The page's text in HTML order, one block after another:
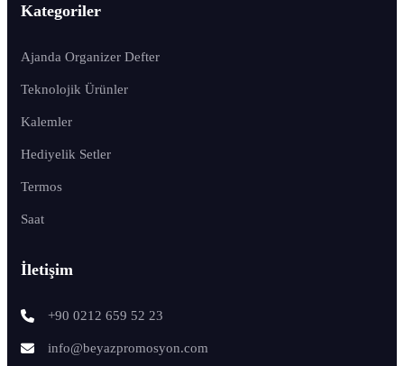
Kategoriler
Ajanda Organizer Defter
Teknolojik Ürünler
Kalemler
Hediyelik Setler
Termos
Saat
İletişim
+90 0212 659 52 23
info@beyazpromosyon.com